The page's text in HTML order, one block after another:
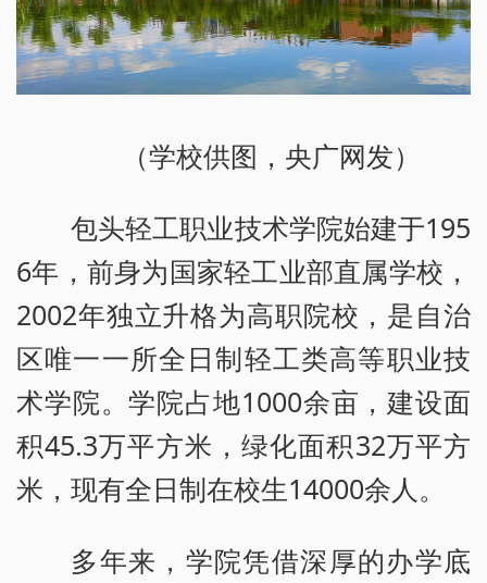
（学校供图，央广网发）
包头轻工职业技术学院始建于195
6年，前身为国家轻工业部直属学校，
2002年独立升格为高职院校，是自治
区唯一一所全日制轻工类高等职业技
术学院。学院占地1000余亩，建设面
积45.3万平方米，绿化面积32万平方
米，现有全日制在校生14000余人。
多年来，学院凭借深厚的办学底